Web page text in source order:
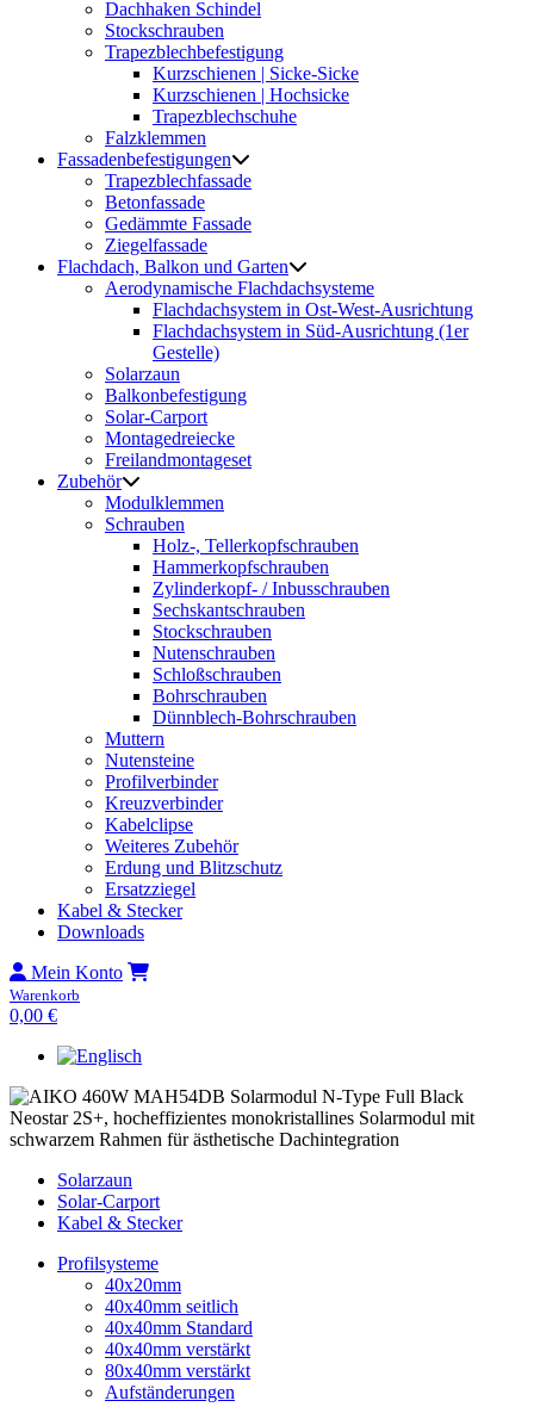
Dachhaken Schindel
Stockschrauben
Trapezblechbefestigung
Kurzschienen | Sicke-Sicke
Kurzschienen | Hochsicke
Trapezblechschuhe
Falzklemmen
Fassadenbefestigungen
Trapezblechfassade
Betonfassade
Gedämmte Fassade
Ziegelfassade
Flachdach, Balkon und Garten
Aerodynamische Flachdachsysteme
Flachdachsystem in Ost-West-Ausrichtung
Flachdachsystem in Süd-Ausrichtung (1er
Gestelle)
Solarzaun
Balkonbefestigung
Solar-Carport
Montagedreiecke
Freilandmontageset
Zubehör
Modulklemmen
Schrauben
Holz-, Tellerkopfschrauben
Hammerkopfschrauben
Zylinderkopf- / Inbusschrauben
Sechskantschrauben
Stockschrauben
Nutenschrauben
Schloßschrauben
Bohrschrauben
Dünnblech-Bohrschrauben
Muttern
Nutensteine
Profilverbinder
Kreuzverbinder
Kabelclipse
Weiteres Zubehör
Erdung und Blitzschutz
Ersatzziegel
Kabel & Stecker
Downloads
Mein Konto
Warenkorb
0,00 €
Solarzaun
Solar-Carport
Kabel & Stecker
Profilsysteme
40x20mm
40x40mm seitlich
40x40mm Standard
40x40mm verstärkt
80x40mm verstärkt
Aufständerungen